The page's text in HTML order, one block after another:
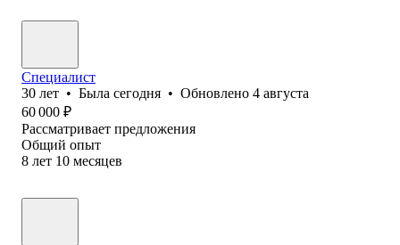
Специалист
30 лет • Была сегодня • Обновлено 4 августа
60 000 ₽
Рассматривает предложения
Общий опыт
8 лет 10 месяцев